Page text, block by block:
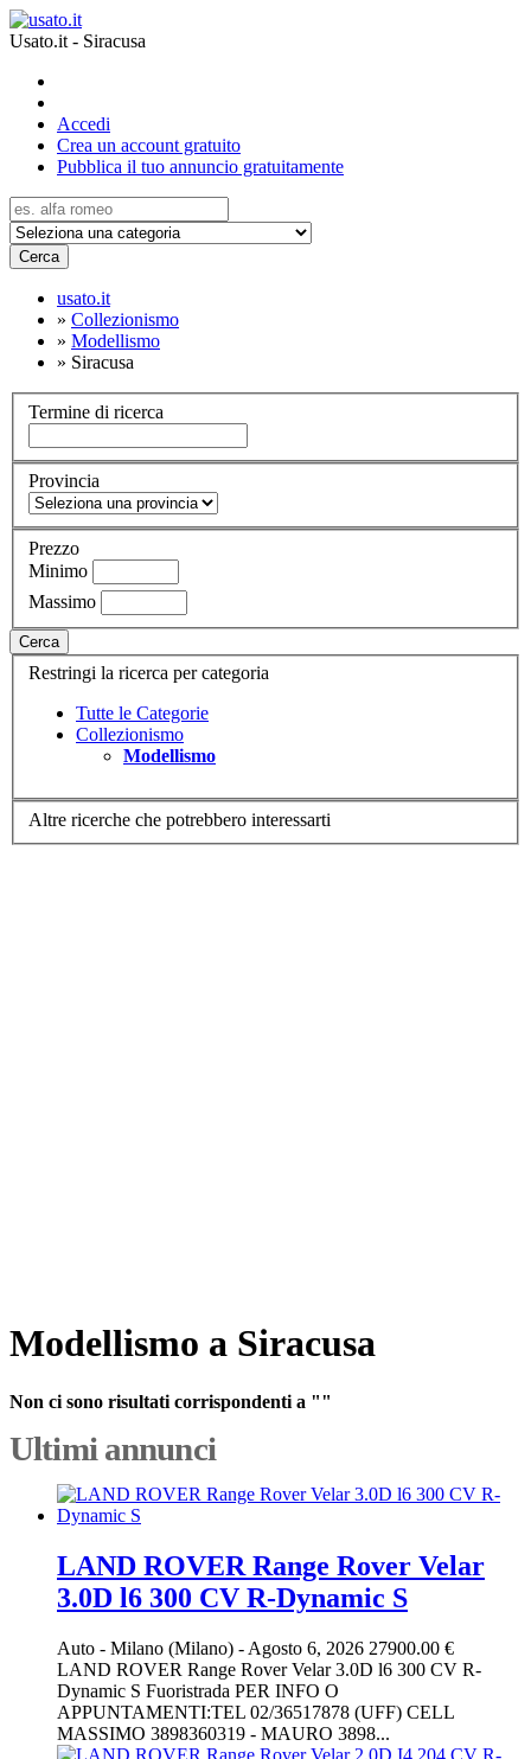
Usato.it - Siracusa
Accedi
Crea un account gratuito
Pubblica il tuo annuncio gratuitamente
Cerca
usato.it
» Collezionismo
» Modellismo
» Siracusa
Termine di ricerca
Provincia
Prezzo
Minimo
Massimo
Cerca
Restringi la ricerca per categoria
Tutte le Categorie
Collezionismo
Modellismo
Altre ricerche che potrebbero interessarti
Modellismo a Siracusa
Non ci sono risultati corrispondenti a ""
Ultimi annunci
LAND ROVER Range Rover Velar
3.0D l6 300 CV R-Dynamic S
Auto - Milano (Milano) - Agosto 6, 2026 27900.00 €
LAND ROVER Range Rover Velar 3.0D l6 300 CV R-
Dynamic S Fuoristrada PER INFO O
APPUNTAMENTI:TEL 02/36517878 (UFF) CELL
MASSIMO 3898360319 - MAURO 3898...